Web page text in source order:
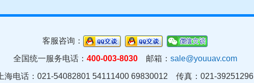
客服咨询：
全国统一服务电话： 400-003-8030邮箱： sale@youuav.com
上海电话：021-54082801 54111400 69830012 传真：021-39251296